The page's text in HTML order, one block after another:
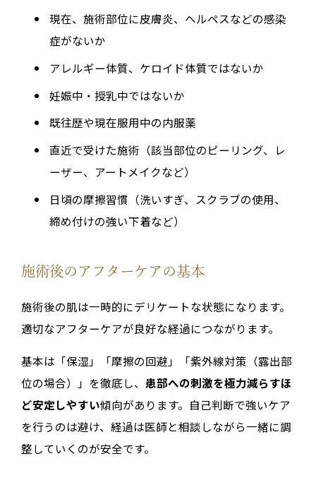
現在、施術部位に皮膚炎、ヘルペスなどの感染
症がないか
アレルギー体質、ケロイド体質ではないか
妊娠中・授乳中ではないか
既往歴や現在服用中の内服薬
直近で受けた施術（該当部位のピーリング、レ
ーザー、アートメイクなど）
日頃の摩擦習慣（洗いすぎ、スクラブの使用、
締め付けの強い下着など）
施術後のアフターケアの基本
施術後の肌は一時的にデリケートな状態になります。
適切なアフターケアが良好な経過につながります。
基本は「保湿」「摩擦の回避」「紫外線対策（露出部
位の場合）」を徹底し、 患部への刺激を極力減らすほ
ど安定しやすい傾向があります。自己判断で強いケア
を行うのは避け、経過は医師と相談しながら一緒に調
整していくのが安全です。